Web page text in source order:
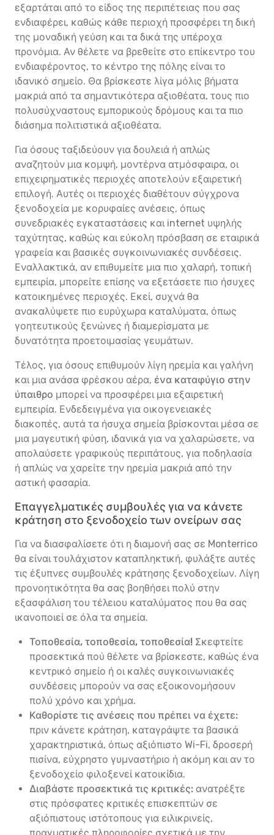
εξαρτάται από το είδος της περιπέτειας που σας
ενδιαφέρει, καθώς κάθε περιοχή προσφέρει τη δική
της μοναδική γεύση και τα δικά της υπέροχα
προνόμια. Αν θέλετε να βρεθείτε στο επίκεντρο του
ενδιαφέροντος, το κέντρο της πόλης είναι το
ιδανικό σημείο. Θα βρίσκεστε λίγα μόλις βήματα
μακριά από τα σημαντικότερα αξιοθέατα, τους πιο
πολυσύχναστους εμπορικούς δρόμους και τα πιο
διάσημα πολιτιστικά αξιοθέατα.
Για όσους ταξιδεύουν για δουλειά ή απλώς
αναζητούν μια κομψή, μοντέρνα ατμόσφαιρα, οι
επιχειρηματικές περιοχές αποτελούν εξαιρετική
επιλογή. Αυτές οι περιοχές διαθέτουν σύγχρονα
ξενοδοχεία με κορυφαίες ανέσεις, όπως
συνεδριακές εγκαταστάσεις και internet υψηλής
ταχύτητας, καθώς και εύκολη πρόσβαση σε εταιρικά
γραφεία και βασικές συγκοινωνιακές συνδέσεις.
Εναλλακτικά, αν επιθυμείτε μια πιο χαλαρή, τοπική
εμπειρία, μπορείτε επίσης να εξετάσετε πιο ήσυχες
κατοικημένες περιοχές. Εκεί, συχνά θα
ανακαλύψετε πιο ευρύχωρα καταλύματα, όπως
γοητευτικούς ξενώνες ή διαμερίσματα με
δυνατότητα προετοιμασίας γευμάτων.
Τέλος, για όσους επιθυμούν λίγη ηρεμία και γαλήνη
και μια ανάσα φρέσκου αέρα, ένα καταφύγιο στην
ύπαιθρο μπορεί να προσφέρει μια εξαιρετική
εμπειρία. Ενδεδειγμένα για οικογενειακές
διακοπές, αυτά τα ήσυχα σημεία βρίσκονται μέσα σε
μια μαγευτική φύση, ιδανικά για να χαλαρώσετε, να
απολαύσετε γραφικούς περιπάτους, για ποδηλασία
ή απλώς να χαρείτε την ηρεμία μακριά από την
αστική φασαρία.
Επαγγελματικές συμβουλές για να κάνετε
κράτηση στο ξενοδοχείο των ονείρων σας
Για να διασφαλίσετε ότι η διαμονή σας σε Monterrico
θα είναι τουλάχιστον καταπληκτική, φυλάξτε αυτές
τις έξυπνες συμβουλές κράτησης ξενοδοχείων. Λίγη
προνοητικότητα θα σας βοηθήσει πολύ στην
εξασφάλιση του τέλειου καταλύματος που θα σας
ικανοποιεί σε όλα τα σημεία.
Τοποθεσία, τοποθεσία, τοποθεσία! Σκεφτείτε
προσεκτικά πού θέλετε να βρίσκεστε, καθώς ένα
κεντρικό σημείο ή οι καλές συγκοινωνιακές
συνδέσεις μπορούν να σας εξοικονομήσουν
πολύ χρόνο και χρήμα.
Καθορίστε τις ανέσεις που πρέπει να έχετε:
πριν κάνετε κράτηση, καταγράψτε τα βασικά
χαρακτηριστικά, όπως αξιόπιστο Wi-Fi, δροσερή
πισίνα, εύχρηστο γυμναστήριο ή ακόμη και αν το
ξενοδοχείο φιλοξενεί κατοικίδια.
Διαβάστε προσεκτικά τις κριτικές: ανατρέξτε
στις πρόσφατες κριτικές επισκεπτών σε
αξιόπιστους ιστότοπους για ειλικρινείς,